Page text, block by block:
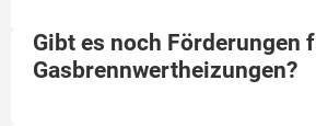
Gibt es noch Förderungen
Gasbrennwertheizungen?